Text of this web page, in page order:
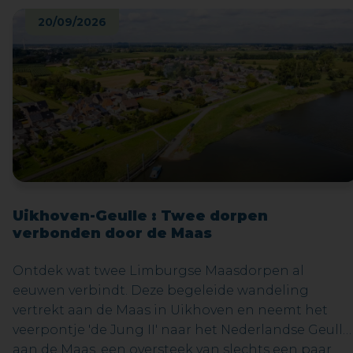
persoonlijke voorstelling tot nu toe gaat Alex op
van oorlog, polarisatie, superhelden moeheid en
kneedbare waarheid nog iemand die wil strijden
voor de (echte) waarheid en rechtvaardigheid? Is
zelf in staat om die held te zijn? Of zijn er werkelijk
NO MORE HEROES?Bestel je tickets voor deze
exclusieve try-out nu!
20/09/2026
Uikhoven-Geulle : Twee dorpen
verbonden door de Maas
Ontdek wat twee Limburgse Maasdorpen al
eeuwen verbindt. Deze begeleide wandeling
vertrekt aan de Maas in Uikhoven en neemt het
veerpontje 'de Jung II' naar het Nederlandse Geulle
aan de Maas, een oversteek van slechts een paar